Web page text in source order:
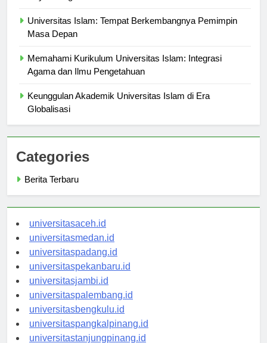
Universitas Islam: Tempat Berkembangnya Pemimpin
Memahami Kurikulum Universitas Islam: Integrasi
Keunggulan Akademik Universitas Islam di Era
Categories
universitasaceh.id
universitasmedan.id
universitaspadang.id
universitaspekanbaru.id
universitasjambi.id
universitaspalembang.id
universitasbengkulu.id
universitaspangkalpinang.id